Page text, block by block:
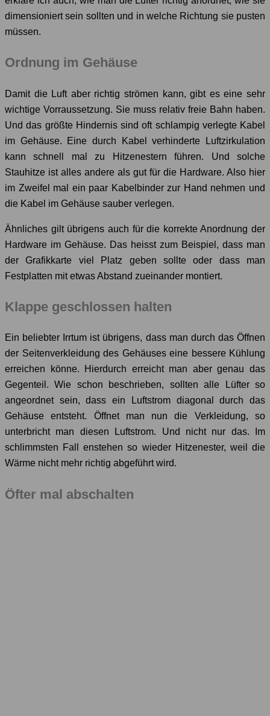
dimensioniert sein sollten und in welche Richtung sie pusten
müssen.
Ordnung im Gehäuse
Damit die Luft aber richtig strömen kann, gibt es eine sehr
wichtige Vorraussetzung. Sie muss relativ freie Bahn haben.
Und das größte Hindernis sind oft schlampig verlegte Kabel
im Gehäuse. Eine durch Kabel verhinderte Luftzirkulation
kann schnell mal zu Hitzenestern führen. Und solche
Stauhitze ist alles andere als gut für die Hardware. Also hier
im Zweifel mal ein paar Kabelbinder zur Hand nehmen und
die Kabel im Gehäuse sauber verlegen.
Ähnliches gilt übrigens auch für die korrekte Anordnung der
Hardware im Gehäuse. Das heisst zum Beispiel, dass man
der Grafikkarte viel Platz geben sollte oder dass man
Festplatten mit etwas Abstand zueinander montiert.
Klappe geschlossen halten
Ein beliebter Irrtum ist übrigens, dass man durch das Öffnen
der Seitenverkleidung des Gehäuses eine bessere Kühlung
erreichen könne. Hierdurch erreicht man aber genau das
Gegenteil. Wie schon beschrieben, sollten alle Lüfter so
angeordnet sein, dass ein Luftstrom diagonal durch das
Gehäuse entsteht. Öffnet man nun die Verkleidung, so
unterbricht man diesen Luftstrom. Und nicht nur das. Im
schlimmsten Fall enstehen so wieder Hitzenester, weil die
Wärme nicht mehr richtig abgeführt wird.
Öfter mal abschalten